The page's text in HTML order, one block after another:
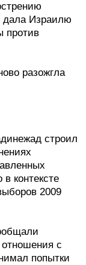
дала Израилю
против
разожгла
строил
контексте
2009
с
попытки